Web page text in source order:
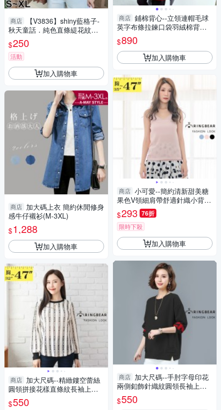
商店
【V3836】shiny藍格子-
秋天童話．純色直條緹花紋理V
領長袖襯衫
$250
活動
加入購物車
商店 加大碼上衣 簡約休閒修身
感牛仔襯衫(M-3XL)
$1,288
加入購物車
商店 加大尺碼--精緻鏤空蕾絲
圓領拼接花樣直條紋長袖上衣
(杏M-3L)-X633眼圈熊中大尺碼
$550
商店 鋪棉背心--立領連帽毛球
英字布條拉鍊口袋羽絨棉背心
外套(黑.紅.綠M-3L)-J236眼圈
熊中大尺碼◎
$890
加入購物車
商店 小可愛--簡約清新甜美糖
果色V領細肩帶舒適針織小背心
(黑.粉.藍L-3L)-U572眼圈熊中
大尺碼
$293 76折
限時下殺
加入購物車
商店 加大尺碼--手肘字母印花
兩側釦飾針織紋圓領長袖上衣
(黑.粉.藍XL-3L)-X457眼圈熊中
大尺碼
$550